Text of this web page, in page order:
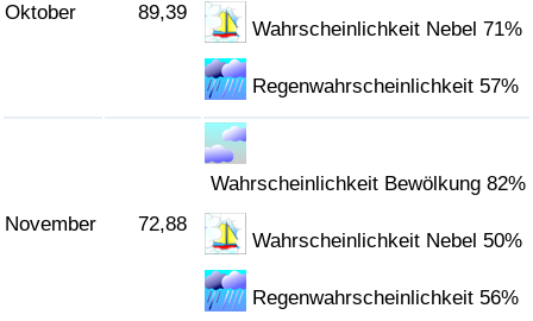
Oktober 89,39
Wahrscheinlichkeit Nebel 71%
Regenwahrscheinlichkeit 57%
November 72,88
Wahrscheinlichkeit Bewölkung 82%
Wahrscheinlichkeit Nebel 50%
Regenwahrscheinlichkeit 56%